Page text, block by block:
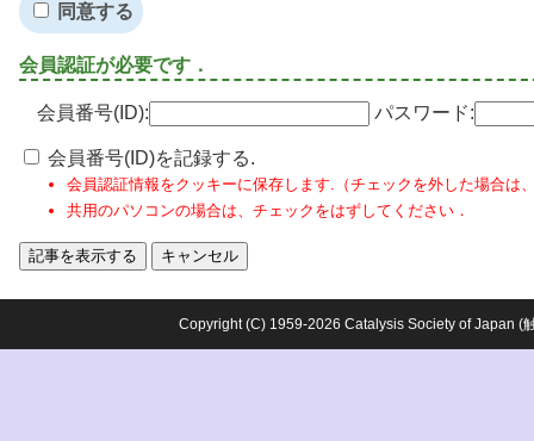
同意する
会員認証が必要です．
会員番号(ID): パスワード:
会員番号(ID)を記録する.
会員認証情報をクッキーに保存します.（チェックを外した場合は
共用のパソコンの場合は、チェックをはずしてください．
Copyright (C) 1959-2026 Catalysis Society of Japan (